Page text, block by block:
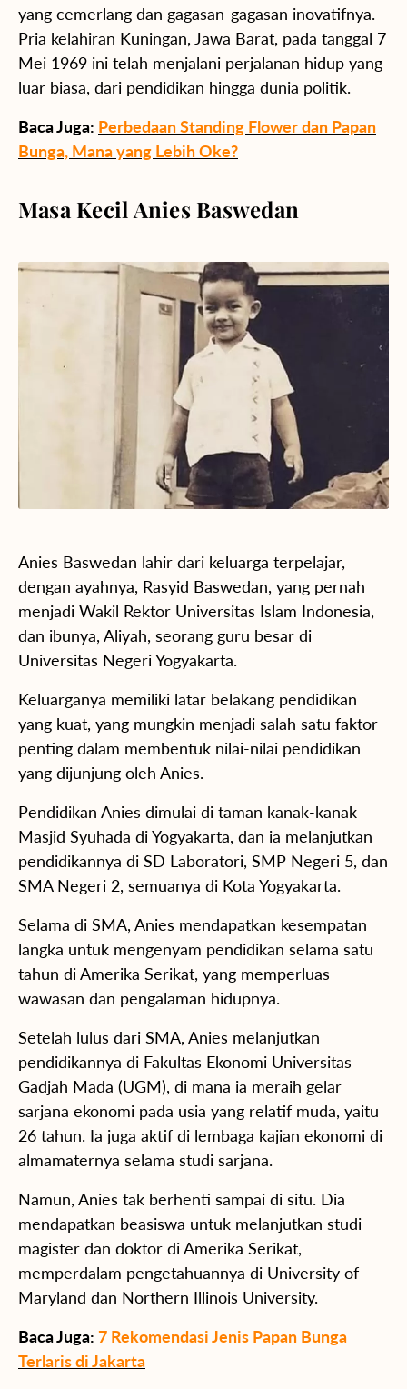
yang cemerlang dan gagasan-gagasan inovatifnya.
Pria kelahiran Kuningan, Jawa Barat, pada tanggal 7
Mei 1969 ini telah menjalani perjalanan hidup yang
luar biasa, dari pendidikan hingga dunia politik.
Baca Juga: Perbedaan Standing Flower dan Papan
Bunga, Mana yang Lebih Oke?
Masa Kecil Anies Baswedan
Anies Baswedan lahir dari keluarga terpelajar,
dengan ayahnya, Rasyid Baswedan, yang pernah
menjadi Wakil Rektor Universitas Islam Indonesia,
dan ibunya, Aliyah, seorang guru besar di
Universitas Negeri Yogyakarta.
Keluarganya memiliki latar belakang pendidikan
yang kuat, yang mungkin menjadi salah satu faktor
penting dalam membentuk nilai-nilai pendidikan
yang dijunjung oleh Anies.
Pendidikan Anies dimulai di taman kanak-kanak
Masjid Syuhada di Yogyakarta, dan ia melanjutkan
pendidikannya di SD Laboratori, SMP Negeri 5, dan
SMA Negeri 2, semuanya di Kota Yogyakarta.
Selama di SMA, Anies mendapatkan kesempatan
langka untuk mengenyam pendidikan selama satu
tahun di Amerika Serikat, yang memperluas
wawasan dan pengalaman hidupnya.
Setelah lulus dari SMA, Anies melanjutkan
pendidikannya di Fakultas Ekonomi Universitas
Gadjah Mada (UGM), di mana ia meraih gelar
sarjana ekonomi pada usia yang relatif muda, yaitu
26 tahun. Ia juga aktif di lembaga kajian ekonomi di
almamaternya selama studi sarjana.
Namun, Anies tak berhenti sampai di situ. Dia
mendapatkan beasiswa untuk melanjutkan studi
magister dan doktor di Amerika Serikat,
memperdalam pengetahuannya di University of
Maryland dan Northern Illinois University.
Baca Juga: 7 Rekomendasi Jenis Papan Bunga
Terlaris di Jakarta